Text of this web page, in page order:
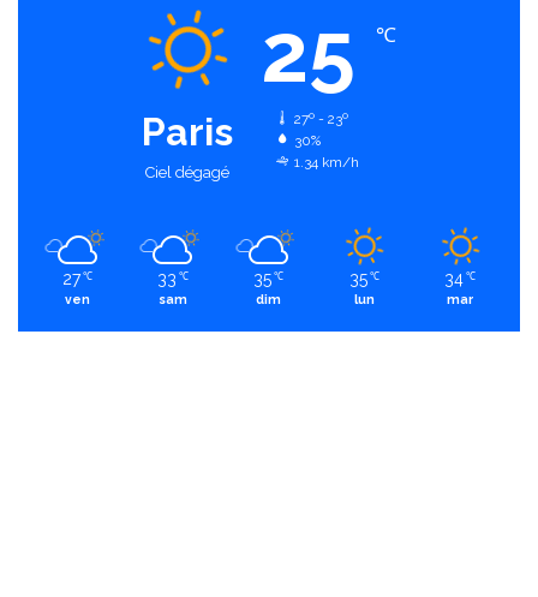
Paris
Ciel dégagé
25 ℃
27º - 23º
30%
1.34 km/h
27 ℃
ven
33 ℃
sam
35 ℃
dim
35 ℃
lun
34 ℃
mar